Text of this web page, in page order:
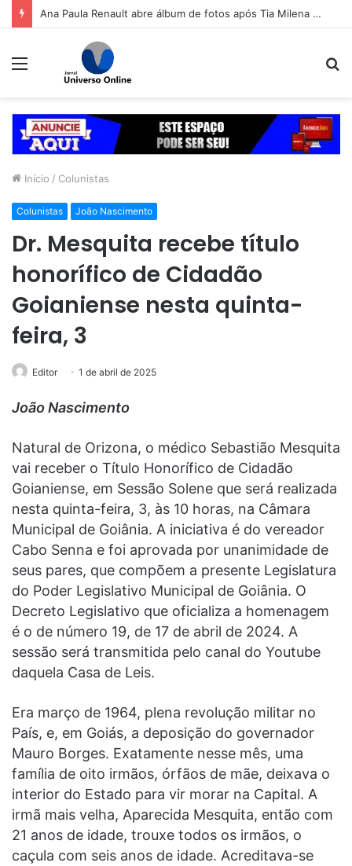
Ana Paula Renault abre álbum de fotos após Tia Milena confirmar fim de amizade: ‘Continuando sendo eu’
Menu
Início / Colunistas
Colunistas João Nascimento
Dr. Mesquita recebe título
honorífico de Cidadão
Goianiense nesta quinta-
feira, 3
Editor 1 de abril de 2025
João Nascimento
Natural de Orizona, o médico Sebastião Mesquita
vai receber o Título Honorífico de Cidadão
Goianiense, em Sessão Solene que será realizada
nesta quinta-feira, 3, às 10 horas, na Câmara
Municipal de Goiânia. A iniciativa é do vereador
Cabo Senna e foi aprovada por unanimidade de
seus pares, que compõem a presente Legislatura
do Poder Legislativo Municipal de Goiânia. O
Decreto Legislativo que oficializa a homenagem
é o de número 19, de 17 de abril de 2024. A
sessão será transmitida pelo canal do Youtube
daquela Casa de Leis.
Era março de 1964, plena revolução militar no
País, e, em Goiás, a deposição do governador
Mauro Borges. Exatamente nesse mês, uma
família de oito irmãos, órfãos de mãe, deixava o
interior do Estado para vir morar na Capital. A
irmã mais velha, Aparecida Mesquita, então com
21 anos de idade, trouxe todos os irmãos, o
caçula com seis anos de idade. Acreditava-se